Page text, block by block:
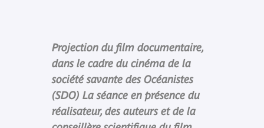
Projection du film documentaire,
dans le cadre du cinéma de la
société savante des Océanistes
(SDO) La séance en présence du
réalisateur, des auteurs et de la